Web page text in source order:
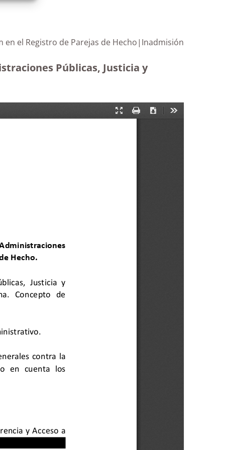
el Registro de Parejas de Hecho|Inadmisión
Públicas, Justicia y